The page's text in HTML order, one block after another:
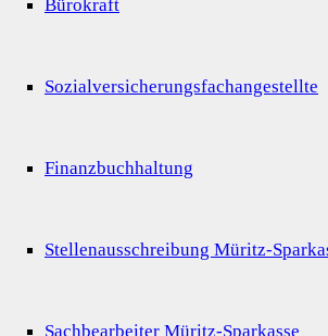
Bürokraft
Sozialversicherungsfachangestellte
Finanzbuchhaltung
Stellenausschreibung Müritz-
Sachbearbeiter Müritz-Sparkasse